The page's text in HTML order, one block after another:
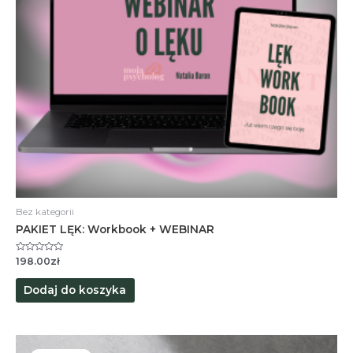
Bez kategorii
PAKIET LĘK: Workbook + WEBINAR
Oceniono
na
198.00zł
Dodaj do koszyka